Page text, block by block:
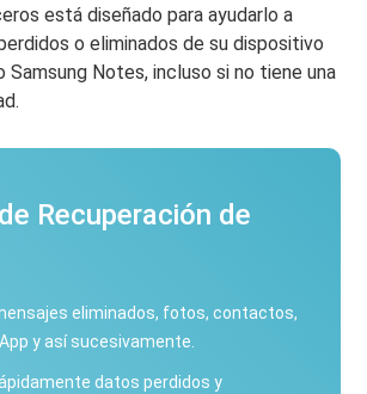
está diseñado para ayudarlo a
o eliminados de su dispositivo
Samsung Notes, incluso si no tiene una
Recuperación de
eliminados, fotos, contactos,
y así sucesivamente.
datos perdidos y